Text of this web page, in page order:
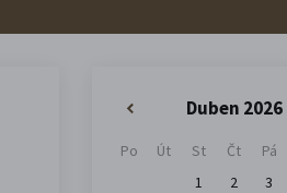
Duben 2026
Po Út St Čt Pá
1
2 3